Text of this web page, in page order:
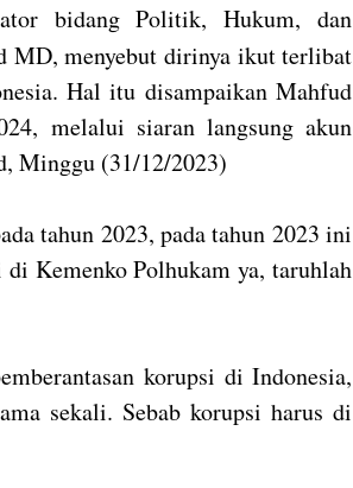
bidang Politik, Hukum, dan
MD, menyebut dirinya ikut terlibat
Hal itu disampaikan Mahfud
melalui siaran langsung akun
Minggu (31/12/2023)
tahun 2023, pada tahun 2023 ini
di Kemenko Polhukam ya, taruhlah
korupsi di Indonesia,
sekali. Sebab korupsi harus di